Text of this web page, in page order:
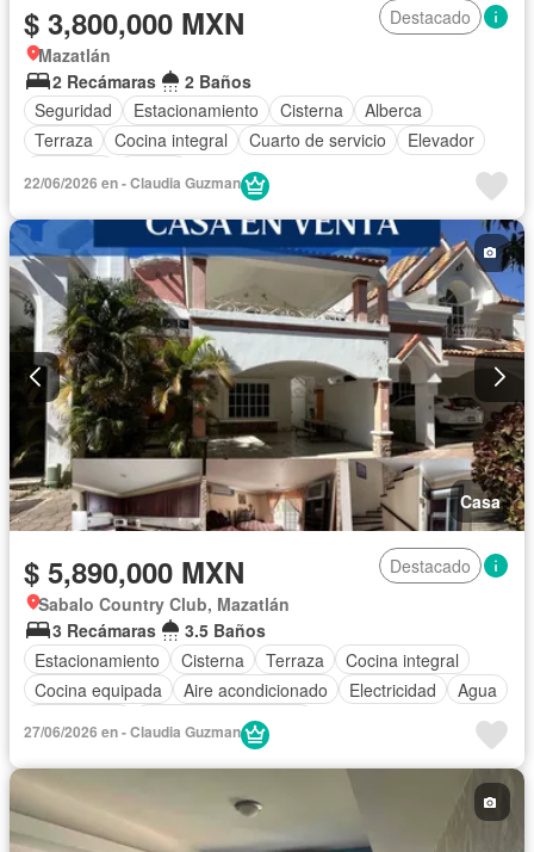
$ 3,800,000 MXN
Destacado
Mazatlán
2 Recámaras
2 Baños
Seguridad
Estacionamiento Cisterna
Alberca
Terraza
Cocina integral Cuarto de servicio
Elevador
Acceso para personas con discapacidad
Cocina equipada
Aire acondicionado
Electricidad Jacuzzi
Agua
Cuarto de Limpieza
Asador
Despacho
Recámara con closet
Caseta de vigilancia
Vista panorámica
Conserje Sin amueblar
22/06/2026 en - Claudia Guzman
Casa
$ 5,890,000 MXN
Destacado
Sabalo Country Club, Mazatlán
3 Recámaras
3.5 Baños
Estacionamiento
Cisterna Terraza
Cocina integral
Cocina equipada
Aire acondicionado Electricidad
Agua
Recámara con closet
27/06/2026 en - Claudia Guzman